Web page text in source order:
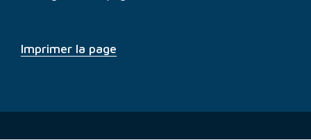
Imprimer la page